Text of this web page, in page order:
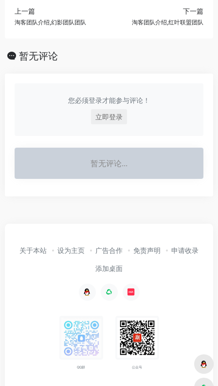
上一篇
淘客团队介绍,幻影团队团队
下一篇
淘客团队介绍,红叶联盟团队
暂无评论
您必须登录才能参与评论！
立即登录
暂无评论...
关于本站 设为主页 广告合作 免责声明 申请收录
添加桌面
QQ群 公众号